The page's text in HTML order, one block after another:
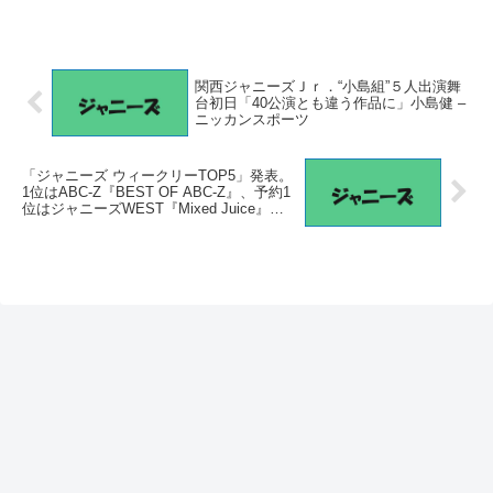
関西ジャニーズＪｒ．“小島組”５人出演舞
台初日「40公演とも違う作品に」小島健 –
ニッカンスポーツ
「ジャニーズ ウィークリーTOP5」発表。
1位はABC-Z『BEST OF ABC-Z』、予約1
位はジャニーズWEST『Mixed Juice』、